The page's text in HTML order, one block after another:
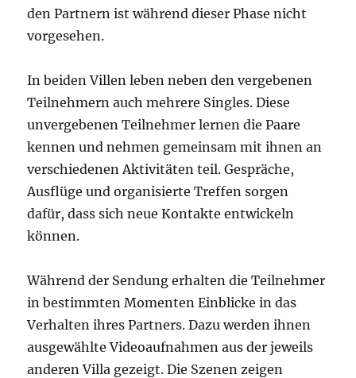
den Partnern ist während dieser Phase nicht
vorgesehen.
In beiden Villen leben neben den vergebenen
Teilnehmern auch mehrere Singles. Diese
unvergebenen Teilnehmer lernen die Paare
kennen und nehmen gemeinsam mit ihnen an
verschiedenen Aktivitäten teil. Gespräche,
Ausflüge und organisierte Treffen sorgen
dafür, dass sich neue Kontakte entwickeln
können.
Während der Sendung erhalten die Teilnehmer
in bestimmten Momenten Einblicke in das
Verhalten ihres Partners. Dazu werden ihnen
ausgewählte Videoaufnahmen aus der jeweils
anderen Villa gezeigt. Die Szenen zeigen